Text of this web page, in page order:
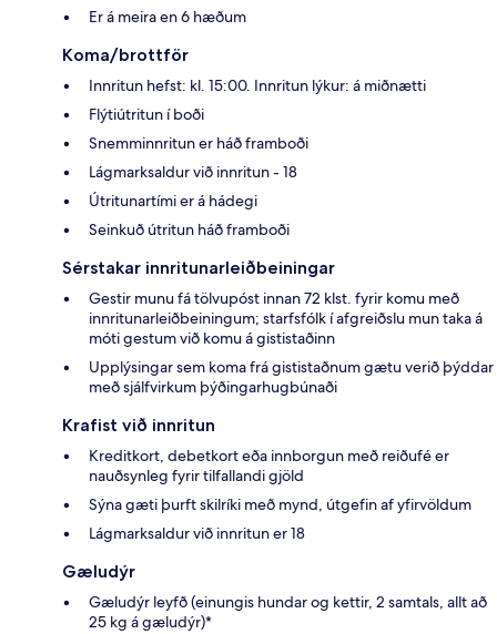
Er á meira en 6 hæðum
Koma/brottför
Innritun hefst: kl. 15:00. Innritun lýkur: á miðnætti
Flýtiútritun í boði
Snemminnritun er háð framboði
Lágmarksaldur við innritun - 18
Útritunartími er á hádegi
Seinkuð útritun háð framboði
Sérstakar innritunarleiðbeiningar
Gestir munu fá tölvupóst innan 72 klst. fyrir komu með
innritunarleiðbeiningum; starfsfólk í afgreiðslu mun taka á
móti gestum við komu á gististaðinn
Upplýsingar sem koma frá gististaðnum gætu verið þýddar
með sjálfvirkum þýðingarhugbúnaði
Krafist við innritun
Kreditkort, debetkort eða innborgun með reiðufé er
nauðsynleg fyrir tilfallandi gjöld
Sýna gæti þurft skilríki með mynd, útgefin af yfirvöldum
Lágmarksaldur við innritun er 18
Gæludýr
Gæludýr leyfð (einungis hundar og kettir, 2 samtals, allt að
25 kg á gæludýr)*